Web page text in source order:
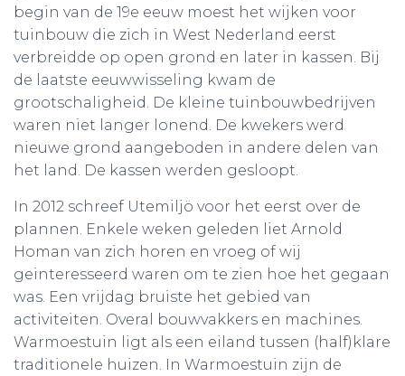
begin van de 19e eeuw moest het wijken voor
tuinbouw die zich in West Nederland eerst
verbreidde op open grond en later in kassen. Bij
de laatste eeuwwisseling kwam de
grootschaligheid. De kleine tuinbouwbedrijven
waren niet langer lonend. De kwekers werd
nieuwe grond aangeboden in andere delen van
het land. De kassen werden gesloopt.
In 2012 schreef Utemiljö voor het eerst over de
plannen. Enkele weken geleden liet Arnold
Homan van zich horen en vroeg of wij
geinteresseerd waren om te zien hoe het gegaan
was. Een vrijdag bruiste het gebied van
activiteiten. Overal bouwvakkers en machines.
Warmoestuin ligt als een eiland tussen (half)klare
traditionele huizen. In Warmoestuin zijn de